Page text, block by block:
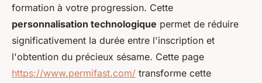
formation à votre progression. Cette
personnalisation technologique permet de réduire
significativement la durée entre l'inscription et
l'obtention du précieux sésame. Cette page
https://www.permifast.com/ transforme cette